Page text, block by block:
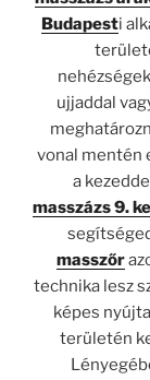
Budapesti
ujjaddal
vonal mentén
a
masszázs 9.
masszőr
technika lesz
képes
területén